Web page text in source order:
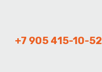
+7 905 415-10-52